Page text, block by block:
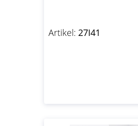
Artikel: 27I41